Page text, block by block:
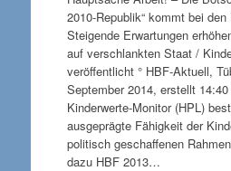
2010-Republik“ kommt bei
Steigende Erwartungen
auf verschlankten Staat /
veröffentlicht ° HBF-Aktuell,
September 2014, erstellt 14:40
Kinderwerte-Monitor (HPL)
ausgeprägte Fähigkeit der
politisch geschaffenen
dazu HBF 2013…